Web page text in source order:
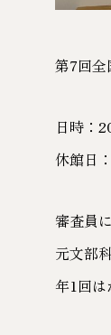
第7回全
日時：
休館日
審査員
元文部
年1回は